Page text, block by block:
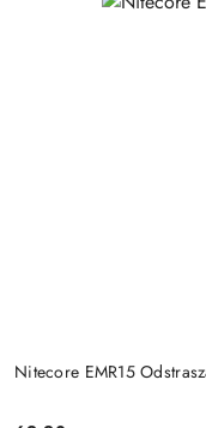
Nitecore EMR15